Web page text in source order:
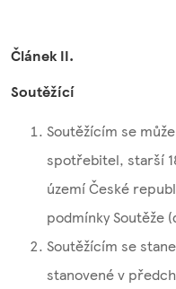
Článek II.
Soutěžící
Soutěžícím se
spotřebitel, starší
území České
podmínky Soutěže
Soutěžícím se
stanovené v